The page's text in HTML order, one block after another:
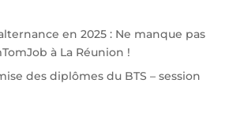
en 2025 : Ne manque pas
à La Réunion !
des diplômes du BTS – session